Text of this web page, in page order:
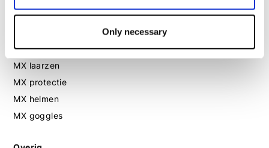
Only necessary
Motorschoenen dames
MX
MX laarzen
MX protectie
MX helmen
MX goggles